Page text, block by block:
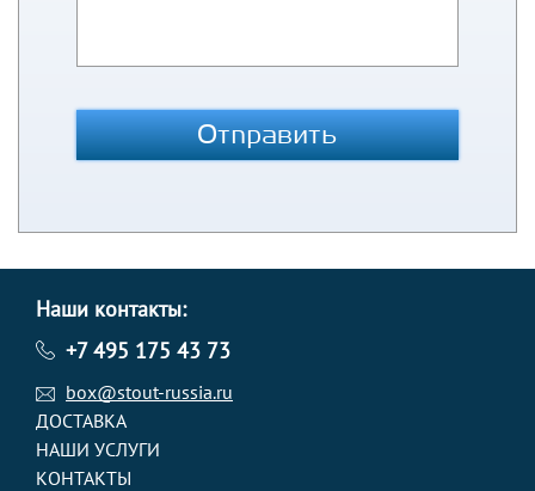
Отправить
Наши контакты:
+7 495 175 43 73
box@stout-russia.ru
ДОСТАВКА
НАШИ УСЛУГИ
КОНТАКТЫ